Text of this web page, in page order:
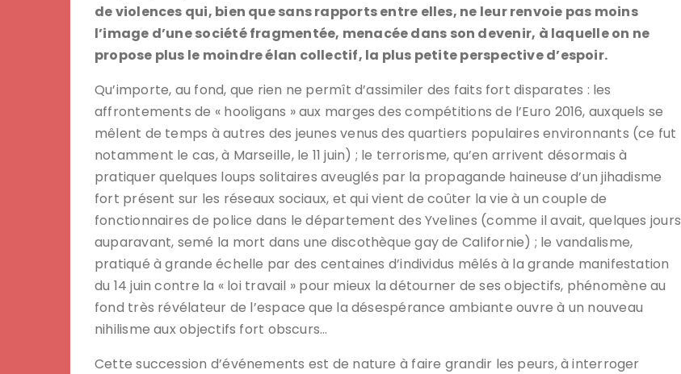
de violences qui, bien que sans rapports entre elles, ne leur renvoie pas moins
l’image d’une société fragmentée, menacée dans son devenir, à laquelle on ne
propose plus le moindre élan collectif, la plus petite perspective d’espoir.
Qu’importe, au fond, que rien ne permît d’assimiler des faits fort disparates : les
affrontements de « hooligans » aux marges des compétitions de l’Euro 2016, auxquels se
mêlent de temps à autres des jeunes venus des quartiers populaires environnants (ce fut
notamment le cas, à Marseille, le 11 juin) ; le terrorisme, qu’en arrivent désormais à
pratiquer quelques loups solitaires aveuglés par la propagande haineuse d’un jihadisme
fort présent sur les réseaux sociaux, et qui vient de coûter la vie à un couple de
fonctionnaires de police dans le département des Yvelines (comme il avait, quelques jours
auparavant, semé la mort dans une discothèque gay de Californie) ; le vandalisme,
pratiqué à grande échelle par des centaines d’individus mêlés à la grande manifestation
du 14 juin contre la « loi travail » pour mieux la détourner de ses objectifs, phénomène au
fond très révélateur de l’espace que la désespérance ambiante ouvre à un nouveau
nihilisme aux objectifs fort obscurs…
Cette succession d’événements est de nature à faire grandir les peurs, à interroger